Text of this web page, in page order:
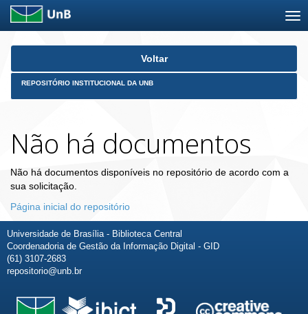
Skip
Voltar
REPOSITÓRIO INSTITUCIONAL DA UNB
Não há documentos
Não há documentos disponíveis no repositório de acordo com a
sua solicitação.
Página inicial do repositório
Universidade de Brasília - Biblioteca Central
Coordenadoria de Gestão da Informação Digital - GID
(61) 3107-2683
repositorio@unb.br